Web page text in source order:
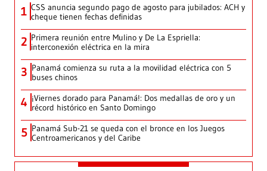
1 CSS anuncia segundo pago de agosto para jubilados: ACH y
cheque tienen fechas definidas
2 Primera reunión entre Mulino y De La Espriella:
interconexión eléctrica en la mira
3 Panamá comienza su ruta a la movilidad eléctrica con 5
buses chinos
4 ¡Viernes dorado para Panamá!: Dos medallas de oro y un
récord histórico en Santo Domingo
5 Panamá Sub-21 se queda con el bronce en los Juegos
Centroamericanos y del Caribe